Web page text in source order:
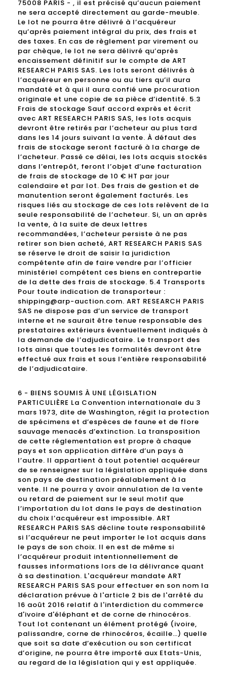
75008 PARIS - , il est précisé qu’aucun paiement
ne sera accepté directement au garde-meuble.
Le lot ne pourra être délivré à l’acquéreur
qu’après paiement intégral du prix, des frais et
des taxes. En cas de règlement par virement ou
par chèque, le lot ne sera délivré qu’après
encaissement définitif sur le compte de ART
RESEARCH PARIS SAS. Les lots seront délivrés à
l’acquéreur en personne ou au tiers qu’il aura
mandaté et à qui il aura confié une procuration
originale et une copie de sa pièce d’identité. 5.3
Frais de stockage Sauf accord exprès et écrit
avec ART RESEARCH PARIS SAS, les lots acquis
devront être retirés par l’acheteur au plus tard
dans les 14 jours suivant la vente. À défaut des
frais de stockage seront facturé à la charge de
l’acheteur. Passé ce délai, les lots acquis stockés
dans l’entrepôt, feront l’objet d’une facturation
de frais de stockage de 10 € HT par jour
calendaire et par lot. Des frais de gestion et de
manutention seront également facturés. Les
risques liés au stockage de ces lots relèvent de la
seule responsabilité de l’acheteur. Si, un an après
la vente, à la suite de deux lettres
recommandées, l’acheteur persiste à ne pas
retirer son bien acheté, ART RESEARCH PARIS SAS
se réserve le droit de saisir la juridiction
compétente afin de faire vendre par l’officier
ministériel compétent ces biens en contrepartie
de la dette des frais de stockage. 5.4 Transports
Pour toute indication de transporteur :
shipping@arp-auction.com. ART RESEARCH PARIS
SAS ne dispose pas d’un service de transport
interne et ne saurait être tenue responsable des
prestataires extérieurs éventuellement indiqués à
la demande de l’adjudicataire. Le transport des
lots ainsi que toutes les formalités devront être
effectué aux frais et sous l’entière responsabilité
de l’adjudicataire.
6 - BIENS SOUMIS À UNE LÉGISLATION
PARTICULIÈRE La Convention internationale du 3
mars 1973, dite de Washington, régit la protection
de spécimens et d’espèces de faune et de flore
sauvage menacés d’extinction. La transposition
de cette réglementation est propre à chaque
pays et son application diffère d’un pays à
l’autre. Il appartient à tout potentiel acquéreur
de se renseigner sur la législation appliquée dans
son pays de destination préalablement à la
vente. Il ne pourra y avoir annulation de la vente
ou retard de paiement sur le seul motif que
l’importation du lot dans le pays de destination
du choix l’acquéreur est impossible. ART
RESEARCH PARIS SAS décline toute responsabilité
si l’acquéreur ne peut importer le lot acquis dans
le pays de son choix. Il en est de même si
l’acquéreur produit intentionnellement de
fausses informations lors de la délivrance quant
à sa destination. L'acquéreur mandate ART
RESEARCH PARIS SAS pour effectuer en son nom la
déclaration prévue à l'article 2 bis de l'arrêté du
16 août 2016 relatif à l'interdiction du commerce
d'ivoire d'éléphant et de corne de rhinocéros.
Tout lot contenant un élément protégé (ivoire,
palissandre, corne de rhinocéros, écaille…) quelle
que soit sa date d’exécution ou son certificat
d’origine, ne pourra être importé aux Etats-Unis,
au regard de la législation qui y est appliquée.